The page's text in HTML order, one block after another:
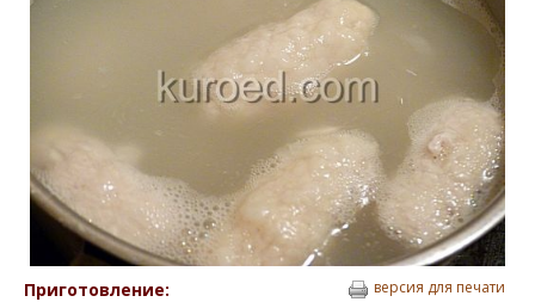
Приготовление: версия для печати